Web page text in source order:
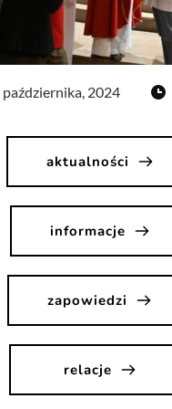
października, 2024
aktualności
informacje
zapowiedzi
relacje